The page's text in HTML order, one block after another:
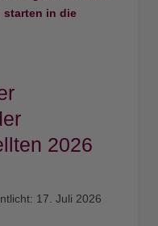
starten in die
2026
17. Juli 2026